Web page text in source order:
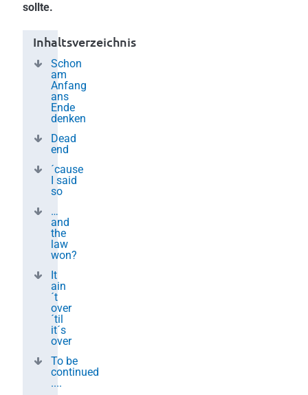
sollte.
Inhaltsverzeichnis
Schon
am
Anfang
ans
Ende
denken
Dead
end
´cause
I said
so
…
and
the
law
won?
It
ain
´t
over
´til
it´s
over
To be
continued
....